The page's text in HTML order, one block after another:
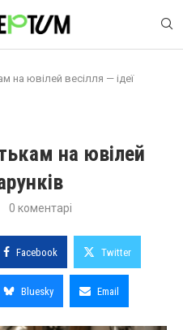
на ювілей весілля — ідеї
на ювілей
0 коментарі
Facebook Twitter
Bluesky Email